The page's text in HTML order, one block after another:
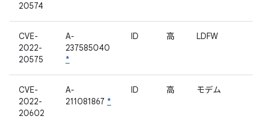
20574
CVE-
2022-
20575
A-
237585040
*
ID 高 LDFW
CVE-
2022-
20602
A-
211081867 *
ID 高 モデム